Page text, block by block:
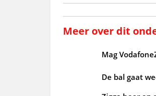
Meer over dit
Mag
De bal gaat